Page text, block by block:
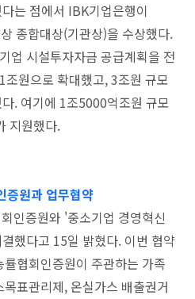
는 점에서 IBK기업은행이
종합대상(기관상)을 수상했다.
업 시설투자자금 공급계획을 전
원으로 확대했고, 3조원 규모
. 여기에 1조5000억조원 규모
지원했다.
증원과 업무협약
인증원와 '중소기업 경영혁신
했다고 15일 밝혔다. 이번 협약
협회인증원이 주관하는 가족
표관리제, 온실가스 배출권거